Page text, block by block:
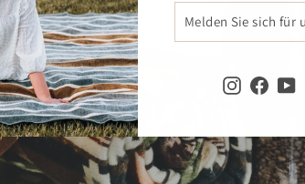
SIE
SICH
UNSERE
MAILINGLISTE
Instagram